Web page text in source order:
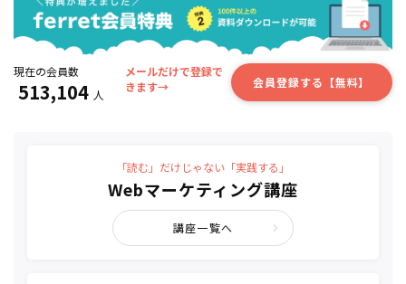
現在の会員数
513,104 人
メールだけで登録で
きます→
会員登録する【無料】
「読む」だけじゃない「実践する」
Webマーケティング講座
講座一覧へ